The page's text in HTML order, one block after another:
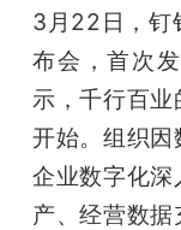
开
3月22日，钉
布会，首次
示，千行百
开始。组织
企业数字化
产、经营数